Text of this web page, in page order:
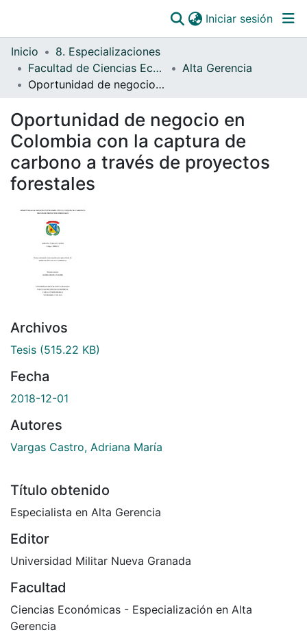
Todo DSpace
Estadísticas
Catálogo
OJS
Paz y salvos
Iniciar sesión
Inicio
8. Especializaciones
Facultad de Ciencias Económicas
Alta Gerencia
Oportunidad de negocio en Colombia con la captura de carbono a través de proyectos forestales
Oportunidad de negocio en
Colombia con la captura de
carbono a través de proyectos
forestales
Archivos
Tesis (515.22 KB)
Fecha
2018-12-01
Autores
Vargas Castro, Adriana María
Título obtenido
Especialista en Alta Gerencia
Editor
Universidad Militar Nueva Granada
Facultad
Ciencias Económicas - Especialización en Alta
Gerencia